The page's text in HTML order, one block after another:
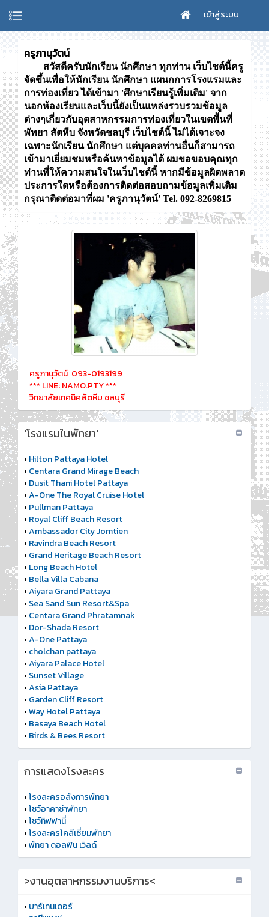
เข้าสู่ระบบ
ครูภานุวัตน์
สวัสดีครับนักเรียน นักศึกษา ทุกท่าน เว็บไชต์นี้ครู
จัดขึ้นเพื่อให้นักเรียน นักศึกษา แผนกการโรงแรมและ
การท่องเที่ยว ได้เข้ามา 'ศึกษาเรียนรู้เพิ่มเติม' จาก
นอกห้องเรียนและเว็บนี้ยังเป็นแหล่งรวบรวมข้อมูล
ต่างๆเกี่ยวกับอุตสาหกรรมการท่องเที่ยวในเขตพื้นที่
พัทยา สัตหีบ จังหวัดชลบุรี เว็บไชต์นี้ ไม่ได้เจาะจง
เฉพาะนักเรียน นักศึกษา แต่บุคคลท่านอื่นก็สามารถ
เข้ามาเยี่ยมชมหรือค้นหาข้อมูลได้ ผมขอขอบคุณทุก
ท่านที่ให้ความสนใจในเว็บไชต์นี้ หากมีข้อมูลผิดพลาด
ประการใดหรือต้องการติดต่อสอบถามข้อมูลเพิ่มเติม
กรุณาติดต่อมาที่ผม 'ครูภานุวัตน์' Tel. 092-8269815
ครูภานุวัตน์ 093-0193199
*** LINE: NAMO.PTY ***
วิทยาลัยเทคนิคสัตหีบ ชลบุรี
'โรงแรมในพัทยา'
• Hilton Pattaya Hotel
• Centara Grand Mirage Beach
• Dusit Thani Hotel Pattaya
•A-One The Royal Cruise Hotel
• Pullman Pattaya
• Royal Cliff Beach Resort
•Ambassador City Jomtien
• Ravindra Beach Resort
• Grand Heritage Beach Resort
• Long Beach Hotel
• Bella Villa Cabana
•Aiyara Grand Pattaya
• Sea Sand Sun Resort&Spa
• Centara Grand Phratamnak
• Dor-Shada Resort
•A-One Pattaya
• cholchan pattaya
•Aiyara Palace Hotel
• Sunset Village
•Asia Pattaya
• Garden Cliff Resort
•Way Hotel Pattaya
• Basaya Beach Hotel
• Birds & Bees Resort
การแสดงโรงละคร
•โรงละครอลังการพัทยา
•โชว์อาคาซ่าพัทยา
•โชว์ทิฟฟานี่
•โรงละครโคลีเซี่ยมพัทยา
•พัทยา ดอลฟิน เวิลด์
>งานอุตสาหกรรมงานบริการ<
• บาร์เทนเดอร์